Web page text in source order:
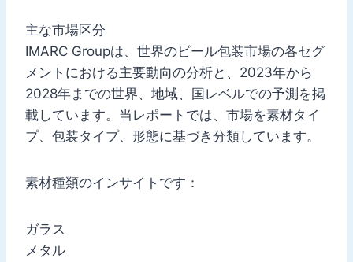
主な市場区分
IMARC Groupは、世界のビール包装市場の各セグ
メントにおける主要動向の分析と、2023年から
2028年までの世界、地域、国レベルでの予測を掲
載しています。当レポートでは、市場を素材タイ
プ、包装タイプ、形態に基づき分類しています。
素材種類のインサイトです：
ガラス
メタル